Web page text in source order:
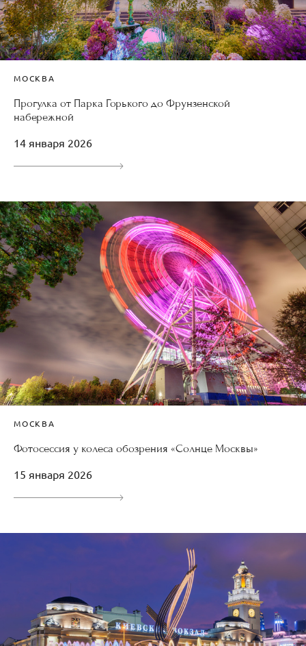
МОСКВА
Прогулка от Парка Горького до Фрунзенской
набережной
14 января 2026
МОСКВА
Фотосессия у колеса обозрения «Солнце Москвы»
15 января 2026